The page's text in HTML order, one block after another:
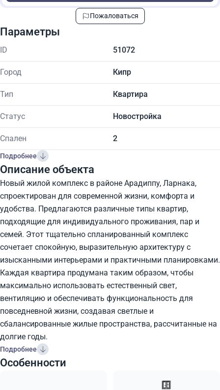
Пожаловаться
Параметры
ID 51072
Город Кипр
Тип Квартира
Статус Новостройка
Спален 2
Подробнее
Описание объекта
Новый жилой комплекс в районе Арадиппу, Ларнака,
спроектирован для современной жизни, комфорта и
удобства. Предлагаются различные типы квартир,
подходящие для индивидуального проживания, пар и
семей. Этот тщательно спланированный комплекс
сочетает спокойную, выразительную архитектуру с
изысканными интерьерами и практичными планировками.
Каждая квартира продумана таким образом, чтобы
максимально использовать естественный свет,
вентиляцию и обеспечивать функциональность для
повседневной жизни, создавая светлые и
сбалансированные жилые пространства, рассчитанные на
долгие годы.
Подробнее
Особенности